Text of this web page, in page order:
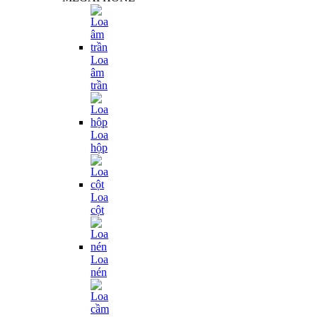
Loa
âm
trần
Loa
hộp
Loa
cột
Loa
nén